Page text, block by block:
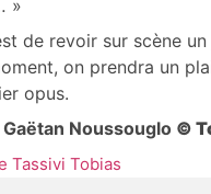
»
de revoir sur scène un
on prendra un
opus.
Gaëtan Noussouglo ©
Tassivi Tobias